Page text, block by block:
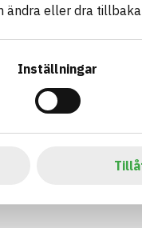
ändra eller dra
Inställningar